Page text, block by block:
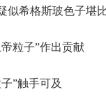
似希格斯玻色子堪
粒子”作出贡献
”触手可及